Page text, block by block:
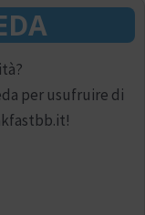
per usufruire di